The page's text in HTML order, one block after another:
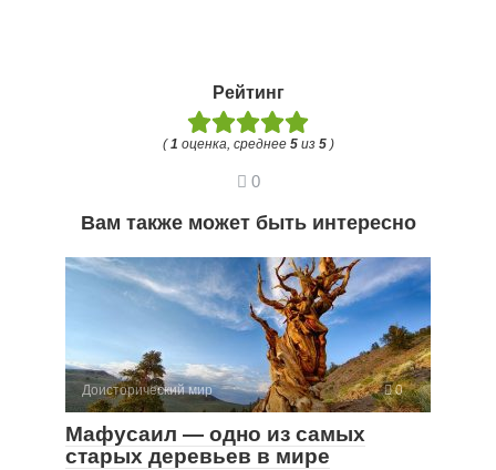
Рейтинг
(1 оценка, среднее 5из 5)
0
Вам также может быть интересно
Доисторический мир 0
Мафусаил — одно из самых
старых деревьев в мире